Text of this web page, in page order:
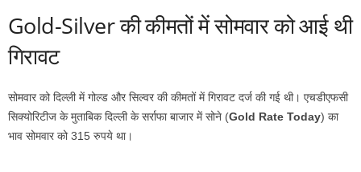
Gold-Silver की कीमतों में सोमवार को आई थी
गिरावट
सोमवार को दिल्‍ली में गोल्‍ड और सिल्‍वर की कीमतों में गिरावट दर्ज की गई थी। एचडीएफसी
सिक्योरिटीज के मुताबिक दिल्‍ली के सर्राफा बाजार में सोने (Gold Rate Today) का
भाव सोमवार को 315 रुपये था।